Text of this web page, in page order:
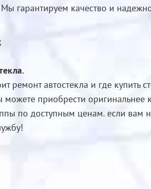
гарантируем качество и
ремонт автостекла и где
можете приобрести оригинальнее
по доступным ценам. если вам